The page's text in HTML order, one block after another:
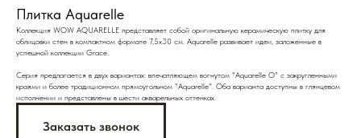
Плитка Aquarelle
Коллекция WOW AQUARELLE представляет собой оригинальную керамическую плитку для
облицовки стен в компактном формате 7,5x30 см. Aquarelle развивает идеи, заложенные в
успешной коллекции Grace.
Серия предлагается в двух вариантах: впечатляющем вогнутом "Aquarelle O" с закругленными
краями и более традиционном прямоугольном "Aquarelle". Оба варианта доступны в глянцевом
исполнении и представлены в шести акварельных оттенках.
Заказать звонок